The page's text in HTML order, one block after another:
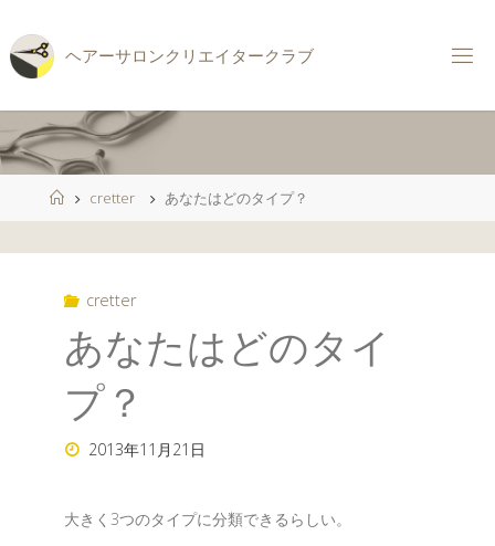
ン
テ
へ
ス
ヘアーサロ ンク リ エイ タークラブ
ホ
ー
cretter あなたはどのタイプ？
cretter
あなたはどのタイ
プ？
2013年11月21日
大きく3つのタイプに分類できるらしい。